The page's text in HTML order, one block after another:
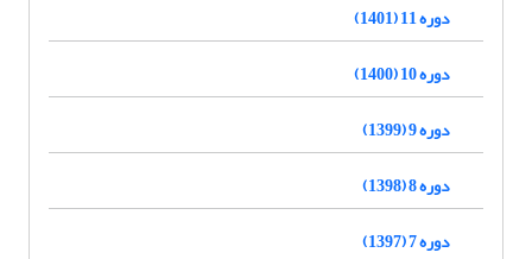
دوره 11 (1401)
دوره 10 (1400)
دوره 9 (1399)
دوره 8 (1398)
دوره 7 (1397)